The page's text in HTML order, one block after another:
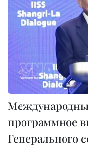
программное
Генерального